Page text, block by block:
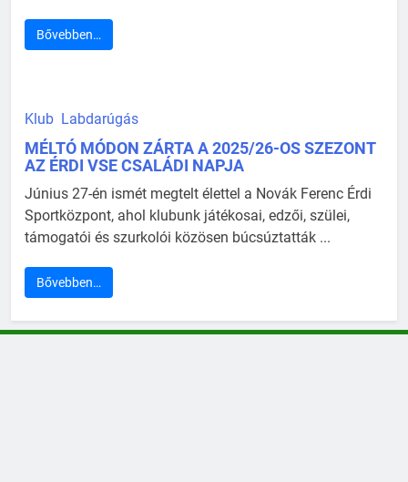
Bővebben…
Klub Labdarúgás
MÉLTÓ MÓDON ZÁRTA A 2025/26-OS SZEZONT
AZ ÉRDI VSE CSALÁDI NAPJA
Június 27-én ismét megtelt élettel a Novák Ferenc Érdi
Sportközpont, ahol klubunk játékosai, edzői, szülei,
támogatói és szurkolói közösen búcsúztatták ...
Bővebben…